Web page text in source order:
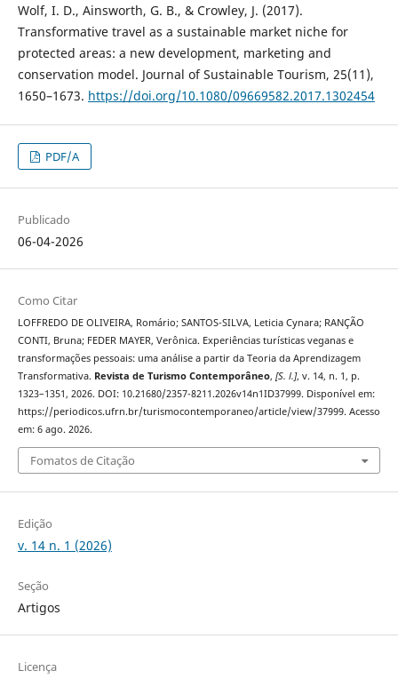
Wolf, I. D., Ainsworth, G. B., & Crowley, J. (2017).
Transformative travel as a sustainable market niche for
protected areas: a new development, marketing and
conservation model. Journal of Sustainable Tourism, 25(11),
1650–1673. https://doi.org/10.1080/09669582.2017.1302454
PDF/A
Publicado
06-04-2026
Como Citar
LOFFREDO DE OLIVEIRA, Romário; SANTOS-SILVA, Leticia Cynara; RANÇÃO
CONTI, Bruna; FEDER MAYER, Verônica. Experiências turísticas veganas e
transformações pessoais: uma análise a partir da Teoria da Aprendizagem
Transformativa. Revista de Turismo Contemporâneo, [S. l.], v. 14, n. 1, p.
1323–1351, 2026. DOI: 10.21680/2357-8211.2026v14n1ID37999. Disponível em:
https://periodicos.ufrn.br/turismocontemporaneo/article/view/37999. Acesso
em: 6 ago. 2026.
Fomatos de Citação
Edição
v. 14 n. 1 (2026)
Seção
Artigos
Licença